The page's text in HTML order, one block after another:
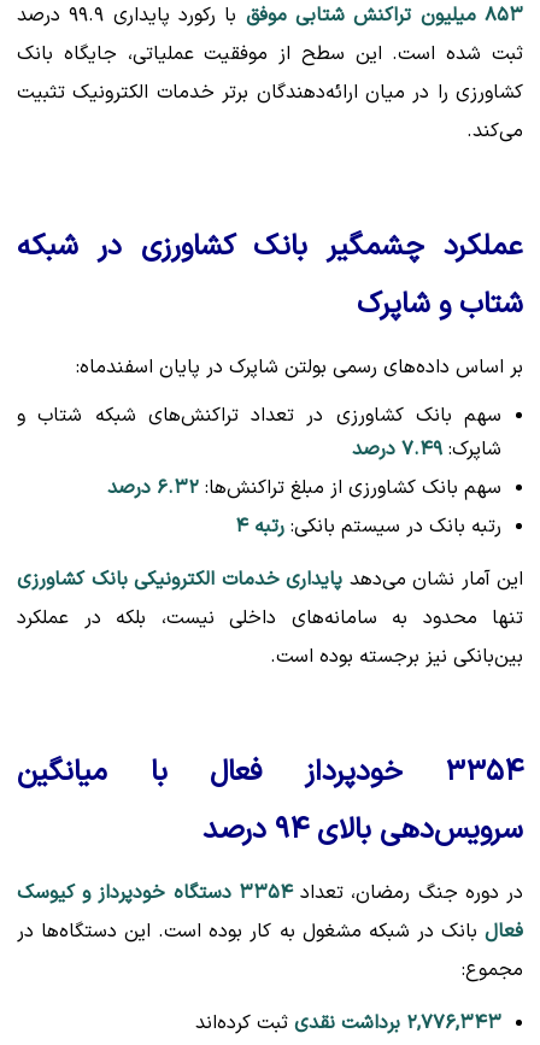
۸۵۳ میلیون تراکنش شتابی موفق
با رکورد پایداری ۹۹.۹ درصد
ثبت شده است. این سطح از موفقیت عملیاتی، جایگاه بانک
کشاورزی را در میان ارائه‌دهندگان برتر خدمات الکترونیک تثبیت
می‌کند.
عملکرد چشمگیر بانک کشاورزی در شبکه
شتاب و شاپرک
بر اساس داده‌های رسمی بولتن شاپرک در پایان اسفندماه:
سهم بانک کشاورزی در تعداد تراکنش‌های شبکه شتاب و
شاپرک: ۷.۴۹ درصد
سهم بانک کشاورزی از مبلغ تراکنش‌ها: ۶.۳۲ درصد
رتبه بانک در سیستم بانکی: رتبه ۴
این آمار نشان می‌دهد پایداری خدمات الکترونیکی بانک کشاورزی
تنها محدود به سامانه‌های داخلی نیست، بلکه در عملکرد
بین‌بانکی نیز برجسته بوده است.
۳۳۵۴ خودپرداز فعال با میانگین
سرویس‌دهی بالای ۹۴ درصد
در دوره جنگ رمضان، تعداد
۳۳۵۴ دستگاه خودپرداز و کیوسک
فعال بانک در شبکه مشغول به کار بوده است. این دستگاه‌ها در
مجموع:
۲,۷۷۶,۳۴۳ برداشت نقدی
ثبت کرده‌اند